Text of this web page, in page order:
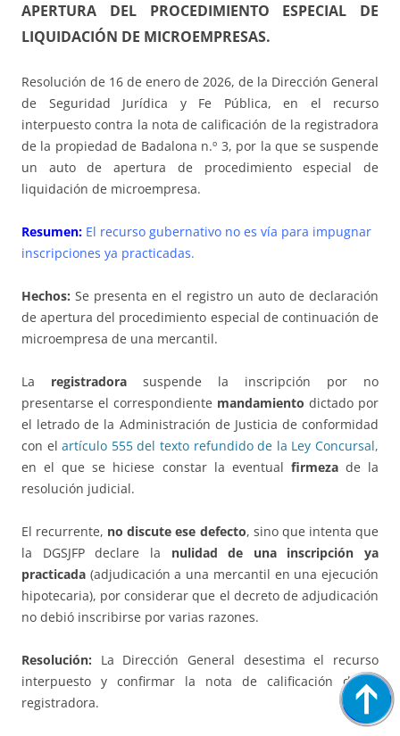
APERTURA DEL PROCEDIMIENTO ESPECIAL DE
LIQUIDACIÓN DE MICROEMPRESAS.
Resolución de 16 de enero de 2026, de la Dirección General
de Seguridad Jurídica y Fe Pública, en el recurso
interpuesto contra la nota de calificación de la registradora
de la propiedad de Badalona n.º 3, por la que se suspende
un auto de apertura de procedimiento especial de
liquidación de microempresa.
Resumen: El recurso gubernativo no es vía para impugnar
inscripciones ya practicadas.
Hechos: Se presenta en el registro un auto de declaración
de apertura del procedimiento especial de continuación de
microempresa de una mercantil.
La registradora suspende la inscripción por no
presentarse el correspondiente mandamiento dictado por
el letrado de la Administración de Justicia de conformidad
con elartículo 555 del texto refundido de la Ley Concursal,
en el que se hiciese constar la eventual firmezade la
resolución judicial.
El recurrente, no discute ese defecto, sino que intenta que
la DGSJFP declare la nulidad de una inscripción ya
practicada (adjudicación a una mercantil en una ejecución
hipotecaria), por considerar que el decreto de adjudicación
no debió inscribirse por varias razones.
Resolución: La Dirección General desestima el recurso
interpuesto y confirmar la nota de calificación de la
registradora.